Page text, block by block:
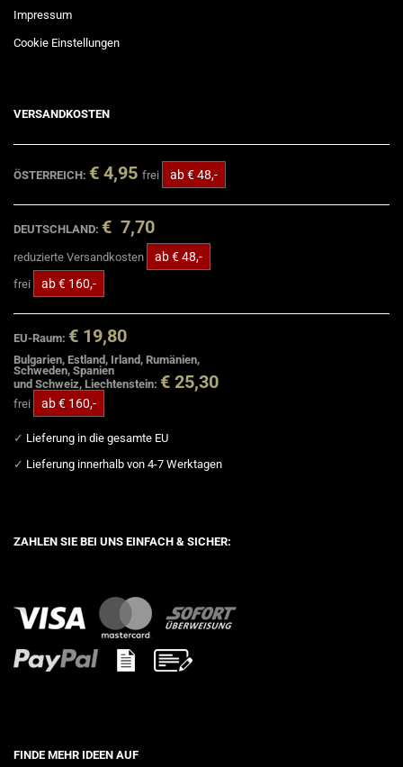
Impressum
Cookie Einstellungen
VERSANDKOSTEN
ÖSTERREICH: € 4,95 frei ab € 48,-
DEUTSCHLAND: € 7,70
reduzierte Versandkosten ab € 48,-
frei ab € 160,-
EU-Raum: € 19,80
Bulgarien, Estland, Irland, Rumänien,
Schweden, Spanien
und Schweiz, Liechtenstein: € 25,30
frei ab € 160,-
✓ Lieferung in die gesamte EU
✓ Lieferung innerhalb von 4-7 Werktagen
ZAHLEN SIE BEI UNS EINFACH & SICHER:
FINDE MEHR IDEEN AUF